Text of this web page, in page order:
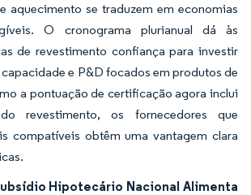
aquecimento se traduzem em economias
O cronograma plurianual dá às
de revestimento confiança para investir
e P&D focados em produtos de
a pontuação de certificação agora inclui
revestimento, os fornecedores que
compatíveis obtêm uma vantagem clara
Hipotecário Nacional Alimenta